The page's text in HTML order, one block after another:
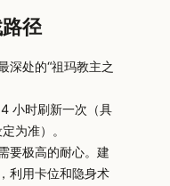
径
深处的“祖玛教主之
小时刷新一次（具
为准）。
要极高的耐心。建
，利用卡位和隐身术